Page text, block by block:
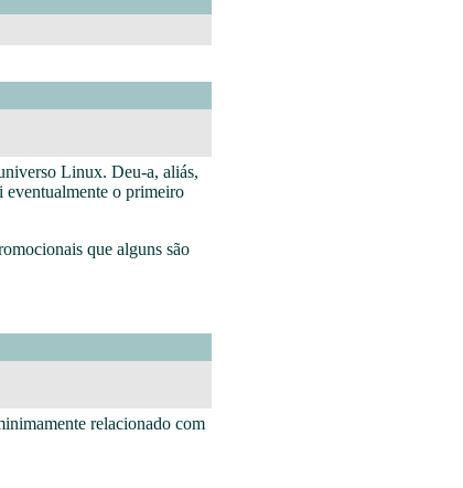
Linux. Deu-a, aliás,
eventualmente o primeiro
que alguns são
relacionado com